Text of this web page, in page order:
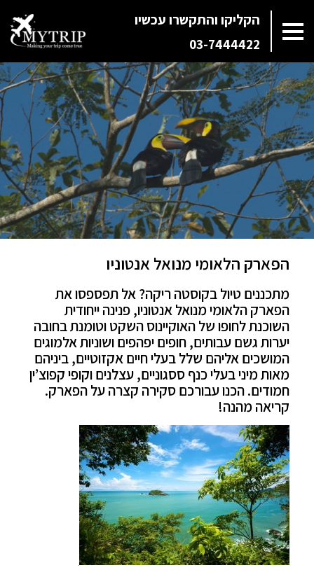
הקליקו והתקשרו עכשיו
03-7444422
הפארק הלאומי מנואל אנטוניו
מתכננים טיול בקוסטה ריקה? אל תפספסו את
הפארק הלאומי מנואל אנטוניו, פנינה ייחודית
השוכנת לחופו של האוקיינוס השקט וטומנת בחובה
יערות גשם עבותים, חופים יפהפים ושוניות אלמוגים
המושכים אליהם שלל בעלי חיים אקזוטיים, ביניהם
מאות מיני בעלי כנף ססגוניים, עצלנים וקופי קפוצ’ין
חמודים. הכנו עבורכם סקירה קצרה על הפארק.
קריאה מהנה!